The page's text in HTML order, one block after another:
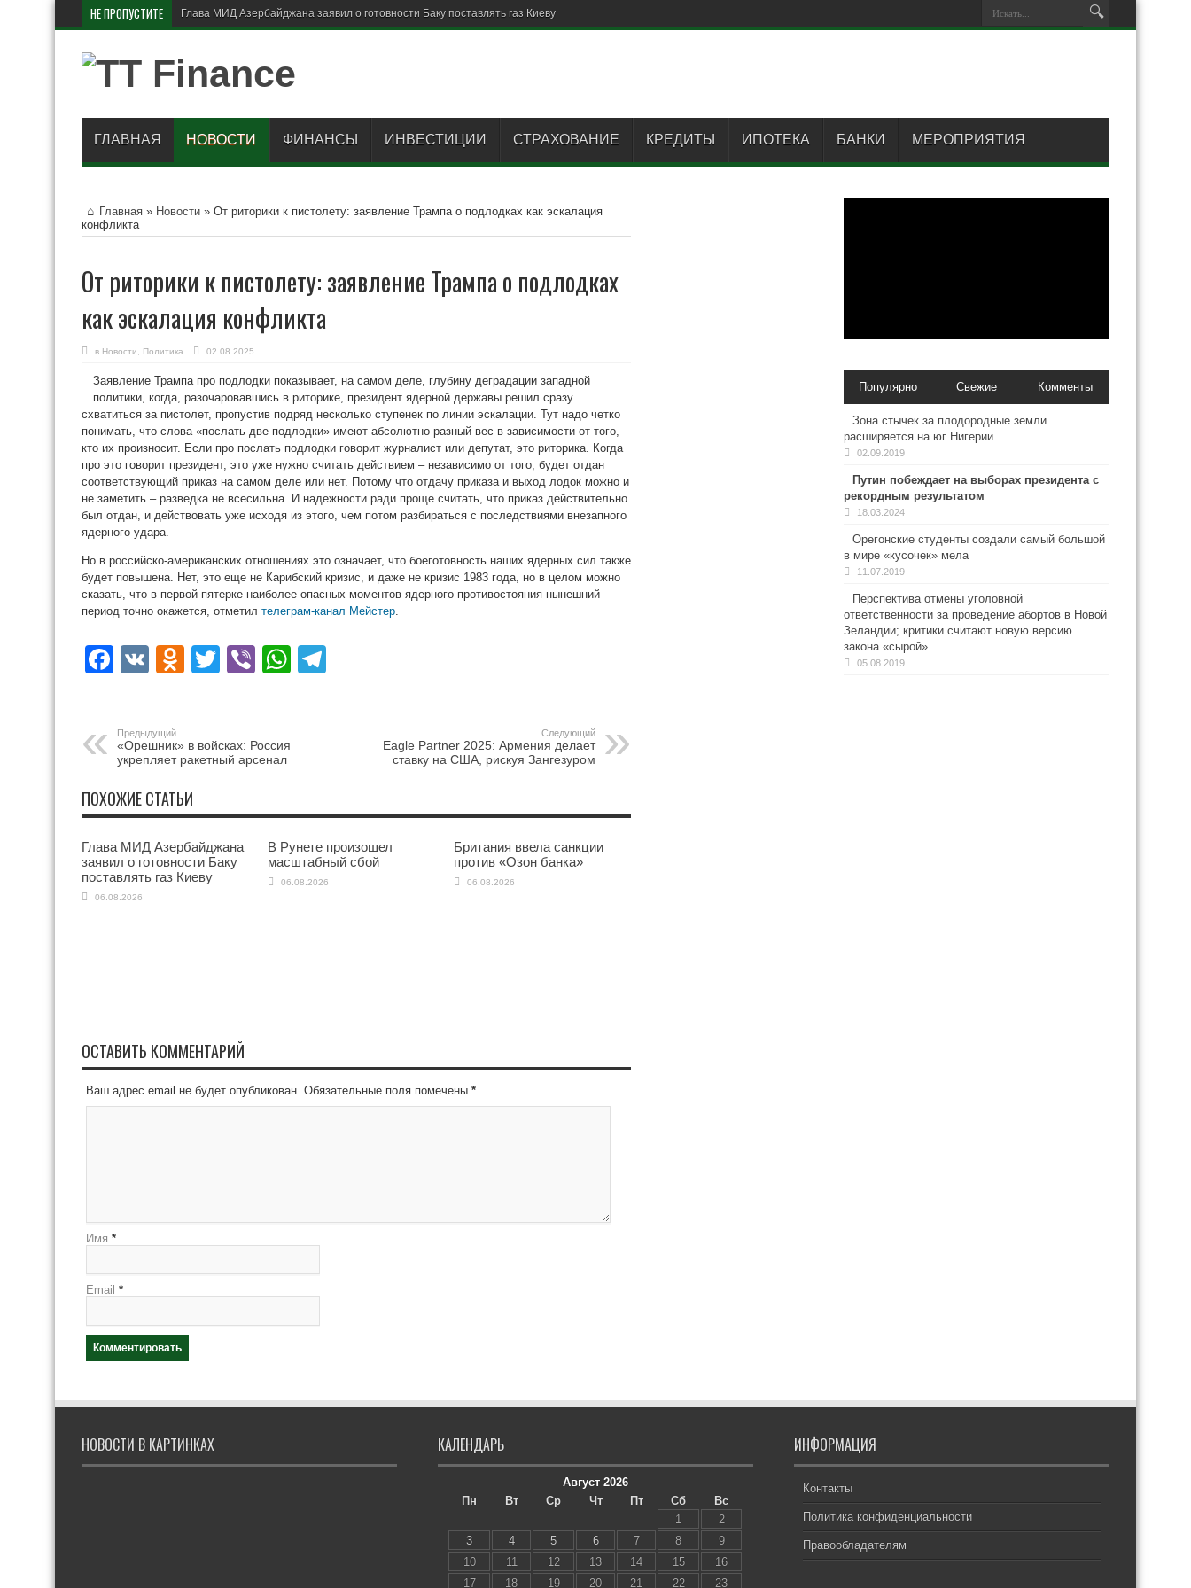
НЕ ПРОПУСТИТЕ Глава МИД Азербайджана заявил о готовности Баку поставлять газ Киеву
ГЛАВНАЯ НОВОСТИ ФИНАНСЫ ИНВЕСТИЦИИ СТРАХОВАНИЕ КРЕДИТЫ ИПОТЕКА БАНКИ МЕРОПРИЯТИЯ
Главная » Новости » От риторики к пистолету: заявление Трампа о подлодках как эскалация
конфликта
От риторики к пистолету: заявление Трампа о подлодках
как эскалация конфликта
в Новости Политика 02.08.2025
Заявление Трампа про подлодки показывает, на самом деле, глубину деградации западной
политики, когда, разочаровавшись в риторике, президент ядерной державы решил сразу
схватиться за пистолет, пропустив подряд несколько ступенек по линии эскалации. Тут надо четко
понимать, что слова «послать две подлодки» имеют абсолютно разный вес в зависимости от того,
кто их произносит. Если про послать подлодки говорит журналист или депутат, это риторика. Когда
про это говорит президент, это уже нужно считать действием – независимо от того, будет отдан
соответствующий приказ на самом деле или нет. Потому что отдачу приказа и выход лодок можно и
не заметить – разведка не всесильна. И надежности ради проще считать, что приказ действительно
был отдан, и действовать уже исходя из этого, чем потом разбираться с последствиями внезапного
ядерного удара.
Но в российско-американских отношениях это означает, что боеготовность наших ядерных сил также
будет повышена. Нет, это еще не Карибский кризис, и даже не кризис 1983 года, но в целом можно
сказать, что в первой пятерке наиболее опасных моментов ядерного противостояния нынешний
период точно окажется, отметил телеграм-канал Мейстер.
Facebook
VK Odnoklassniki
Twitter
ViberWhatsApp
Предыдущий
«Орешник» в войсках: Россия
укрепляет ракетный арсенал
Следующий
Eagle Partner 2025: Армения делает
ставку на США, рискуя Зангезуром
ПОХОЖИЕ СТАТЬИ
Глава МИД Азербайджана
заявил о готовности Баку
поставлять газ Киеву
06.08.2026
В Рунете произошел
масштабный сбой
06.08.2026
Британия ввела санкции
против «Озон банка»
06.08.2026
ОСТАВИТЬ КОММЕНТАРИЙ
Ваш адрес email не будет опубликован. Обязательные поля помечены *
Имя *
Email *
Популярно Свежие Комменты
Зона стычек за плодородные земли
расширяется на юг Нигерии
02.09.2019
Путин побеждает на выборах президента с
рекордным результатом
18.03.2024
Орегонские студенты создали самый большой
в мире «кусочек» мела
11.07.2019
Перспектива отмены уголовной
ответственности за проведение абортов в Новой
Зеландии; критики считают новую версию
закона «сырой»
05.08.2019
НОВОСТИ В КАРТИНКАХ КАЛЕНДАРЬ
Август 2026
Пн
Вт Ср Чт Пт Сб
Вс
1
2
3
4 5 6 7 8
9
10
11 12 13 14 15
16
17
18 19 20 21 22 23
ИНФОРМАЦИЯ
Контакты
Политика конфиденциальности
Правообладателям